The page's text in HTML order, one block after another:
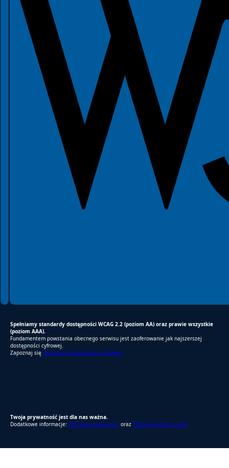
Spełniamy standardy dostępności WCAG 2.2 (poziom AA) oraz prawie wszystkie
(poziom AAA).
Fundamentem powstania obecnego serwisu jest zaoferowanie jak najszerszej
dostępności cyfrowej.
Zapoznaj się Deklaracją dostępności cyfrowej.
Twoja prywatność jest dla nas ważna.
Dodatkowe informacje: Polityka prywatności oraz Polityka plików cookie.